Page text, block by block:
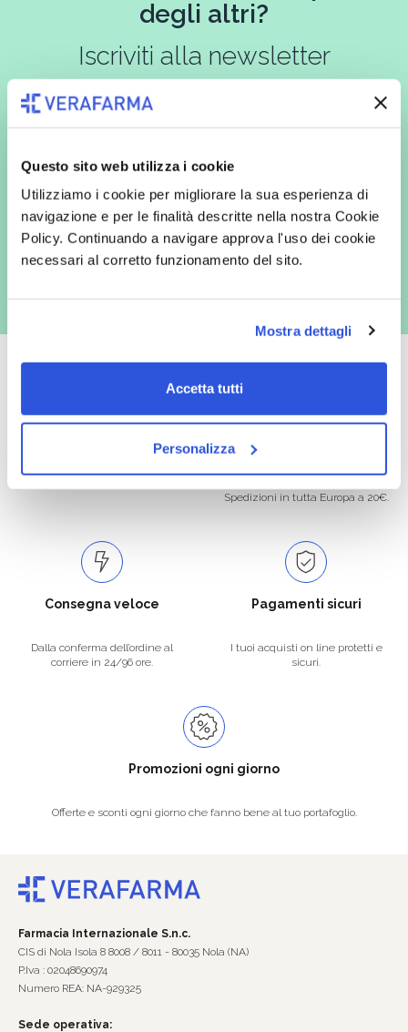
Questo sito web utilizza i cookie
Utilizziamo i cookie per migliorare la sua esperienza di
navigazione e per le finalità descritte nella nostra Cookie
Policy. Continuando a navigare approva l'uso dei cookie
necessari al corretto funzionamento del sito.
Mostra dettagli
Accetta tutti
Personalizza
degli altri?
Iscriviti alla newsletter
redatta ai sensi del Regolamento EU 2016/679, acconsento
commerciali da parte di Verafarma, tra cui invio di comunicazioni
marketing (con modalità telematiche - quali ad es. newsletter ed e-mail
con inviti e comunicazioni commerciali - e modalità tradizionali, quali ad
es. posta cartacea)
Oltre 50.000 prodotti Spedizione gratuita
Spedizioni in tutta Europa a 20€.
Consegna veloce
Dalla conferma dell’ordine al
corriere in 24/96 ore.
Pagamenti sicuri
I tuoi acquisti on line protetti e
sicuri.
Promozioni ogni giorno
Offerte e sconti ogni giorno che fanno bene al tuo portafoglio.
Farmacia Internazionale S.n.c.
CIS di Nola Isola 8 8008 / 8011 - 80035 Nola (NA)
P.Iva : 02048690974
Numero REA: NA-929325
Sede operativa: